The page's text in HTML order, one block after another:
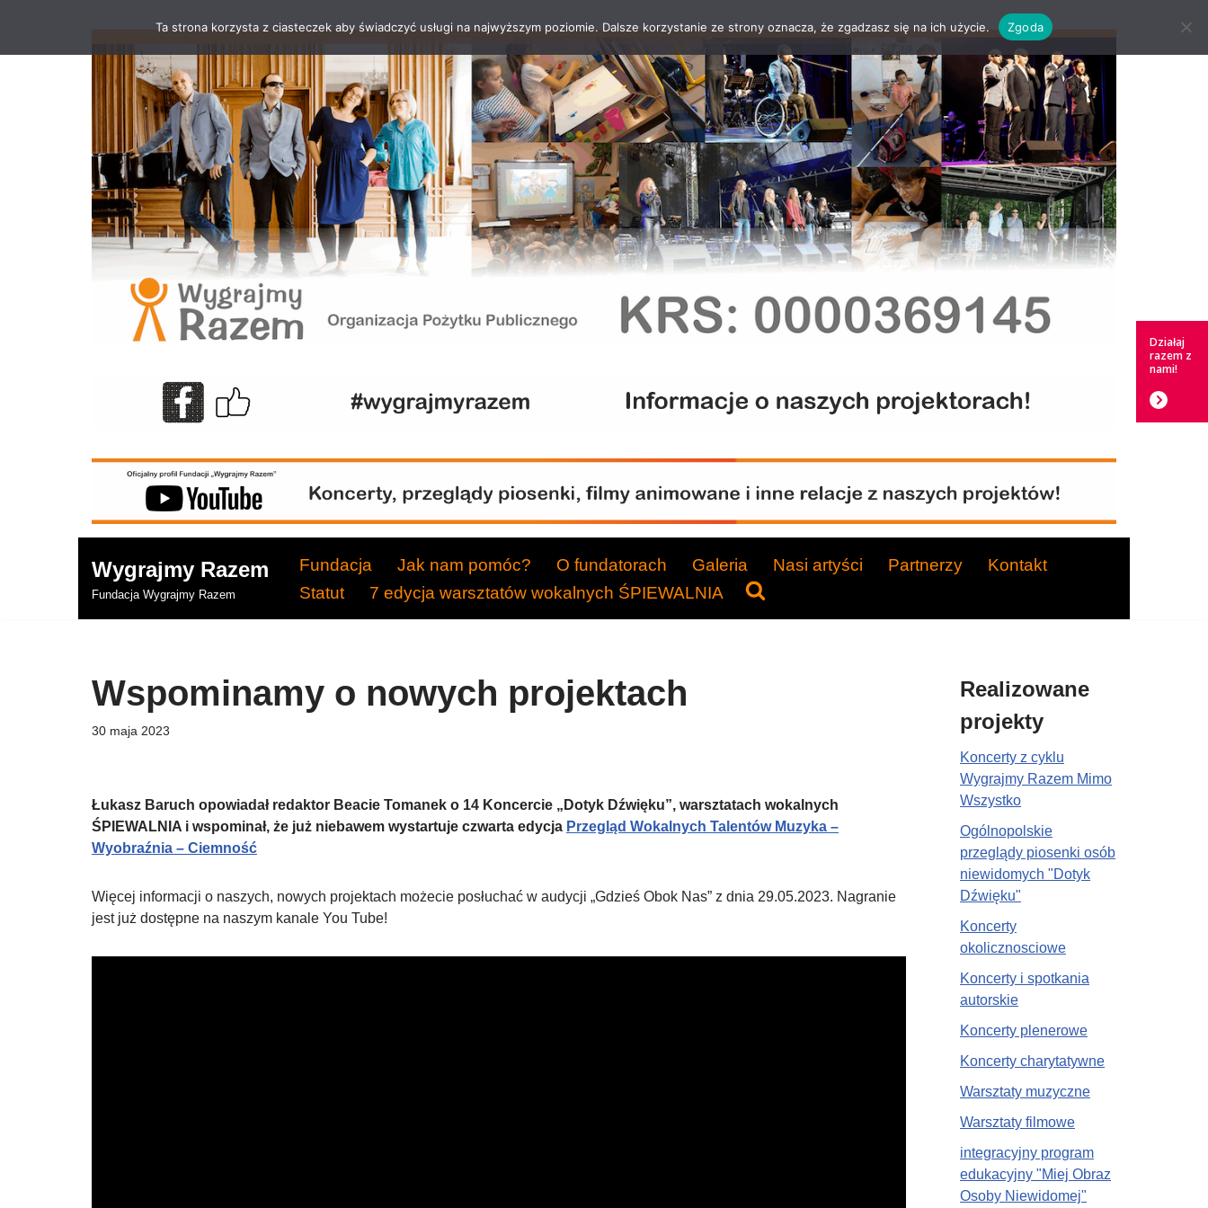
Wygrajmy Razem
Fundacja Wygrajmy Razem
Fundacja Jak nam pomóc? O fundatorach Galeria Nasi artyści Partnerzy
Kontakt
Statut
7 edycja warsztatów wokalnych ŚPIEWALNIA
Wspominamy o nowych projektach
30 maja 2023
Łukasz Baruch opowiadał redaktor Beacie Tomanek o 14 Koncercie „Dotyk Dźwięku”, warsztatach wokalnych
ŚPIEWALNIA i wspominał, że już niebawem wystartuje czwarta edycja Przegląd Wokalnych Talentów Muzyka –
Wyobraźnia – Ciemność
Więcej informacji o naszych, nowych projektach możecie posłuchać w audycji „Gdzieś Obok Nas” z dnia 29.05.2023. Nagranie
jest już dostępne na naszym kanale You Tube!
Realizowane
projekty
Koncerty z cyklu
Wygrajmy Razem Mimo
Wszystko
Ogólnopolskie
przeglądy piosenki osób
niewidomych "Dotyk
Dźwięku"
Koncerty
okolicznosciowe
Koncerty i spotkania
autorskie
Koncerty plenerowe
Koncerty charytatywne
Warsztaty muzyczne
Warsztaty filmowe
integracyjny program
edukacyjny "Miej Obraz
Osoby Niewidomej"
Ta strona korzysta z ciasteczek aby świadczyć usługi na najwyższym poziomie. Dalsze korzystanie ze strony oznacza, że zgadzasz się na ich użycie. Zgoda
Działaj
razem z
nami!